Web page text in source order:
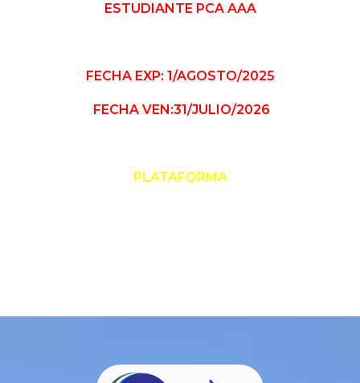
ESTUDIANTE PCA AAA
FECHA EXP: 1/AGOSTO/2025
FECHA VEN:31/JULIO/2026
PLATAFORMA